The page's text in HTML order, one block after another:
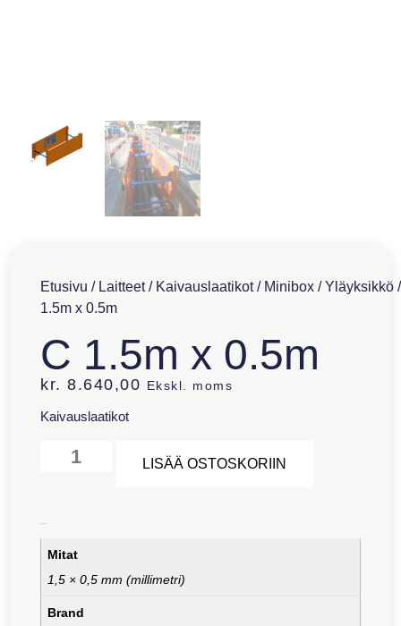
Etusivu / Laitteet/ Kaivauslaatikot/ Minibox /Yläyksikkö
1.5m x 0.5m
C 1.5m x 0.5m
kr. 8.640,00 Ekskl. moms
Kaivauslaatikot
LISÄÄ OSTOSKORIIN
Mitat
1,5 × 0,5 mm (millimetri)
Brand